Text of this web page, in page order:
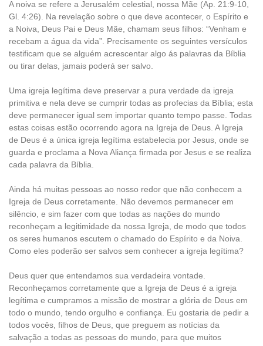
A noiva se refere a Jerusalém celestial, nossa Mãe (Ap. 21:9-10,
Gl. 4:26). Na revelação sobre o que deve acontecer, o Espírito e
a Noiva, Deus Pai e Deus Mãe, chamam seus filhos: “Venham e
recebam a água da vida”. Precisamente os seguintes versículos
testificam que se alguém acrescentar algo ás palavras da Bíblia
ou tirar delas, jamais poderá ser salvo.
Uma igreja legítima deve preservar a pura verdade da igreja
primitiva e nela deve se cumprir todas as profecias da Bíblia; esta
deve permanecer igual sem importar quanto tempo passe. Todas
estas coisas estão ocorrendo agora na Igreja de Deus. A Igreja
de Deus é a única igreja legítima estabelecia por Jesus, onde se
guarda e proclama a Nova Aliança firmada por Jesus e se realiza
cada palavra da Bíblia.
Ainda há muitas pessoas ao nosso redor que não conhecem a
Igreja de Deus corretamente. Não devemos permanecer em
silêncio, e sim fazer com que todas as nações do mundo
reconheçam a legitimidade da nossa Igreja, de modo que todos
os seres humanos escutem o chamado do Espírito e da Noiva.
Como eles poderão ser salvos sem conhecer a igreja legítima?
Deus quer que entendamos sua verdadeira vontade.
Reconheçamos corretamente que a Igreja de Deus é a igreja
legítima e cumpramos a missão de mostrar a glória de Deus em
todo o mundo, tendo orgulho e confiança. Eu gostaria de pedir a
todos vocês, filhos de Deus, que preguem as notícias da
salvação a todas as pessoas do mundo, para que muitos